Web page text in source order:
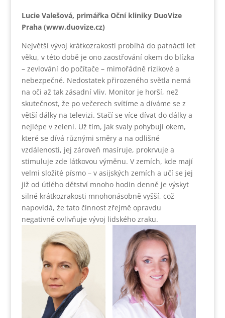
Lucie Valešová, primářka Oční kliniky DuoVize
Praha (www.duovize.cz)
Největší vývoj krátkozrakosti probíhá do patnácti let
věku, v této době je ono zaostřování okem do blízka
– zevlování do počítače – mimořádně rizikové a
nebezpečné. Nedostatek přirozeného světla nemá
na oči až tak zásadní vliv. Monitor je horší, než
skutečnost, že po večerech svítíme a díváme se z
větší dálky na televizi. Stačí se více dívat do dálky a
nejlépe v zeleni. Už tím, jak svaly pohybují okem,
které se dívá různými směry a na odlišné
vzdálenosti, jej zároveň masíruje, prokrvuje a
stimuluje zde látkovou výměnu. V zemích, kde mají
velmi složité písmo – v asijských zemích a učí se jej
již od útlého dětství mnoho hodin denně je výskyt
silné krátkozrakosti mnohonásobně vyšší, což
napovídá, že tato činnost zřejmě opravdu
negativně ovlivňuje vývoj lidského zraku.